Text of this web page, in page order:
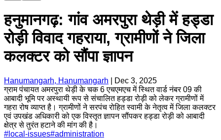
हनुमानगढ़: गांव अमरपुरा थेड़ी में हड्डा
रोड़ी विवाद गहराया, ग्रामीणों ने जिला
कलक्टर को सौंपा ज्ञापन
Hanumangarh, Hanumangarh
Dec 3, 2025
ग्राम पंचायत अमरपुरा थेड़ी के चक 6 एचएमएच में स्थित वार्ड नंबर 09 की
आबादी भूमि पर अस्थायी रूप से संचालित हड्डा रोड़ी को लेकर ग्रामीणों में
गहरा रोष व्याप्त है। ग्रामीणों ने सरपंच रोहित स्वामी के नेतृत्व में जिला कलक्टर
एवं उपखंड अधिकारी को एक विस्तृत ज्ञापन सौंपकर हड्डा रोड़ी को आबादी
क्षेत्र से तुरंत हटाने की मांग की है।
# local-issues#administration